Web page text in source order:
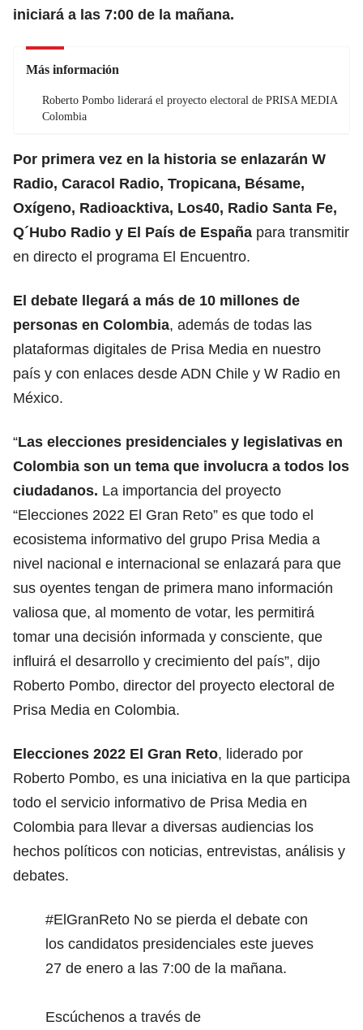
iniciará a las 7:00 de la mañana.
Más información
Roberto Pombo liderará el proyecto electoral de PRISA MEDIA
Colombia
Por primera vez en la historia se enlazarán W
Radio, Caracol Radio, Tropicana, Bésame,
Oxígeno, Radioacktiva, Los40, Radio Santa Fe,
Q´Hubo Radio y El País de España para transmitir
en directo el programa El Encuentro.
El debate llegará a más de 10 millones de
personas en Colombia, además de todas las
plataformas digitales de Prisa Media en nuestro
país y con enlaces desde ADN Chile y W Radio en
México.
“Las elecciones presidenciales y legislativas en
Colombia son un tema que involucra a todos los
ciudadanos. La importancia del proyecto
“Elecciones 2022 El Gran Reto” es que todo el
ecosistema informativo del grupo Prisa Media a
nivel nacional e internacional se enlazará para que
sus oyentes tengan de primera mano información
valiosa que, al momento de votar, les permitirá
tomar una decisión informada y consciente, que
influirá el desarrollo y crecimiento del país”, dijo
Roberto Pombo, director del proyecto electoral de
Prisa Media en Colombia.
Elecciones 2022 El Gran Reto, liderado por
Roberto Pombo, es una iniciativa en la que participa
todo el servicio informativo de Prisa Media en
Colombia para llevar a diversas audiencias los
hechos políticos con noticias, entrevistas, análisis y
debates.
#ElGranReto No se pierda el debate con
los candidatos presidenciales este jueves
27 de enero a las 7:00 de la mañana.
Escúchenos a través de